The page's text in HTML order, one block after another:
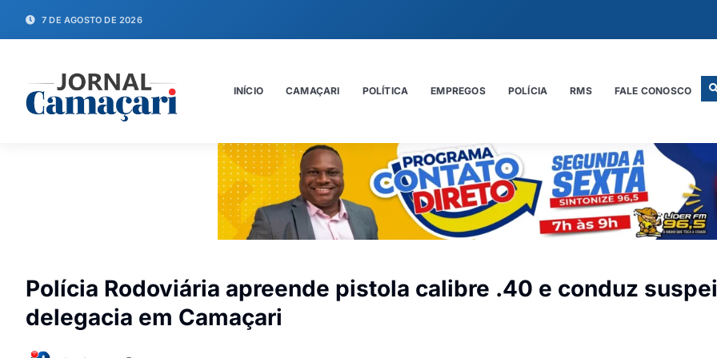
7 DE AGOSTO DE 2026
INÍCIO CAMAÇARI POLÍTICA EMPREGOS POLÍCIA RMS FALE CONOSCO
Polícia Rodoviária apreende pistola calibre .40 e conduz
delegacia em Camaçari